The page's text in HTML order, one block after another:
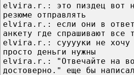
elvira.r.: это пиздец вот
резюме отправлять
elvira.r.: если они в ответ
анкету где спрашивают все
elvira.r.: сууууки не хочу
просто деньги нужны
elvira.r.: "Отвечайте на
достоверно." еще бы